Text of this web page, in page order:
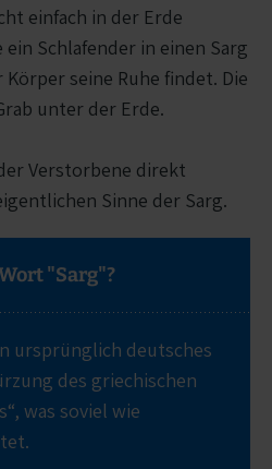
einfach in der Erde
Schlafender in einen Sarg
seine Ruhe findet. Die
unter der Erde.
Verstorbene direkt
Sinne der Sarg.
"Sarg"?
ursprünglich deutsches
des griechischen
was soviel wie